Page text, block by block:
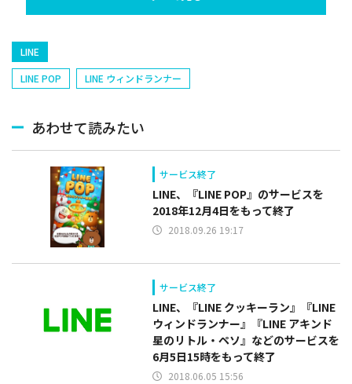
捕手)など
LINE
LINE POP
LINE ウィンドランナー
あわせて読みたい
サービス終了
LINE、『LINE POP』のサービスを
2018年12月4日をもって終了
2018.09.26 19:17
サービス終了
​LINE、『LINE クッキーラン』『LINE
ウィンドランナー』『LINE アキンド
星のリトル・ペソ』などのサービスを
6月5日15時をもって終了
2018.06.05 15:56